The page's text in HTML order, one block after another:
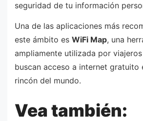
seguridad de tu información
Una de las aplicaciones más
este ámbito es WiFi Map, una
ampliamente utilizada por
buscan acceso a internet gratuito
rincón del mundo.
Vea también: